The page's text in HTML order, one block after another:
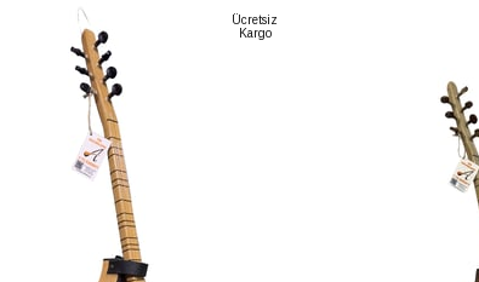
Ücretsiz
Kargo